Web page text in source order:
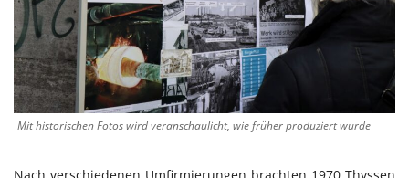
Mit historischen Fotos wird veranschaulicht, wie früher produziert wurde